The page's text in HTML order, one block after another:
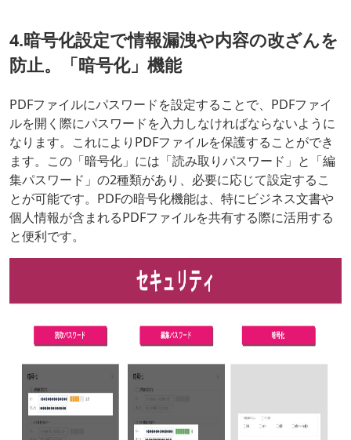
4.暗号化設定で情報漏洩や内容の改ざんを
防止。「暗号化」機能
PDFファイルにパスワードを設定することで、PDFファイ
ルを開く際にパスワードを入力しなければならないように
なります。これによりPDFファイルを保護することができ
ます。この「暗号化」には「読み取りパスワード」と「編
集パスワード」の2種類があり、必要に応じて設定するこ
とが可能です。PDFの暗号化機能は、特にビジネス文書や
個人情報が含まれるPDFファイルを共有する際に活用する
と便利です。